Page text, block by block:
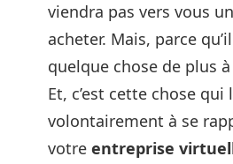
viendra pas vers vous
acheter. Mais, parce
quelque chose de plus
Et, c’est cette chose qui
volontairement à se
votre entreprise